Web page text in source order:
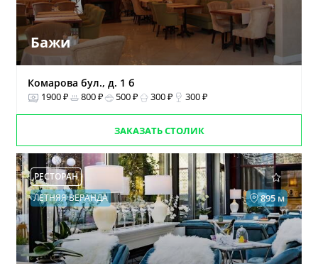
Бажи
Комарова бул., д. 1 б
1900 ₽ 800 ₽ 500 ₽ 300 ₽ 300 ₽
ЗАКАЗАТЬ СТОЛИК
РЕСТОРАН
895 м
ЛЕТНЯЯ ВЕРАНДА